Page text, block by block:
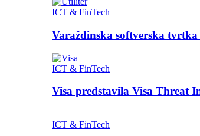
ICT & FinTech
Varaždinska softverska
ICT & FinTech
Visa predstavila Visa Threat
ICT & FinTech